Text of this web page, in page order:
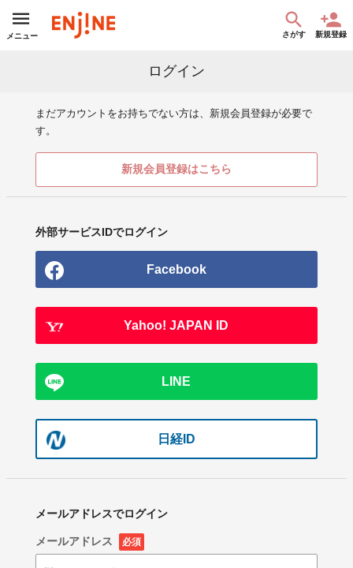
メニュー さがす 新規登録
ログイン
まだアカウントをお持ちでない方は、新規会員登録が必要で
す。
新規会員登録はこちら
外部サービスIDでログイン
Facebook
Yahoo! JAPAN ID
LINE
日経ID
メールアドレスでログイン
メールアドレス 必須